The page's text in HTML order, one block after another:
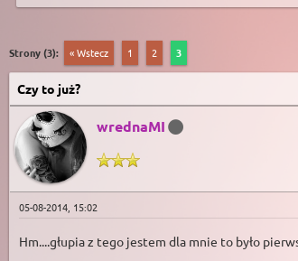
Strony (3): « Wstecz 1 2 3
Czy to już?
wrednaMI
05-08-2014, 15:02
Hm....głupia z tego jestem dla mnie to było